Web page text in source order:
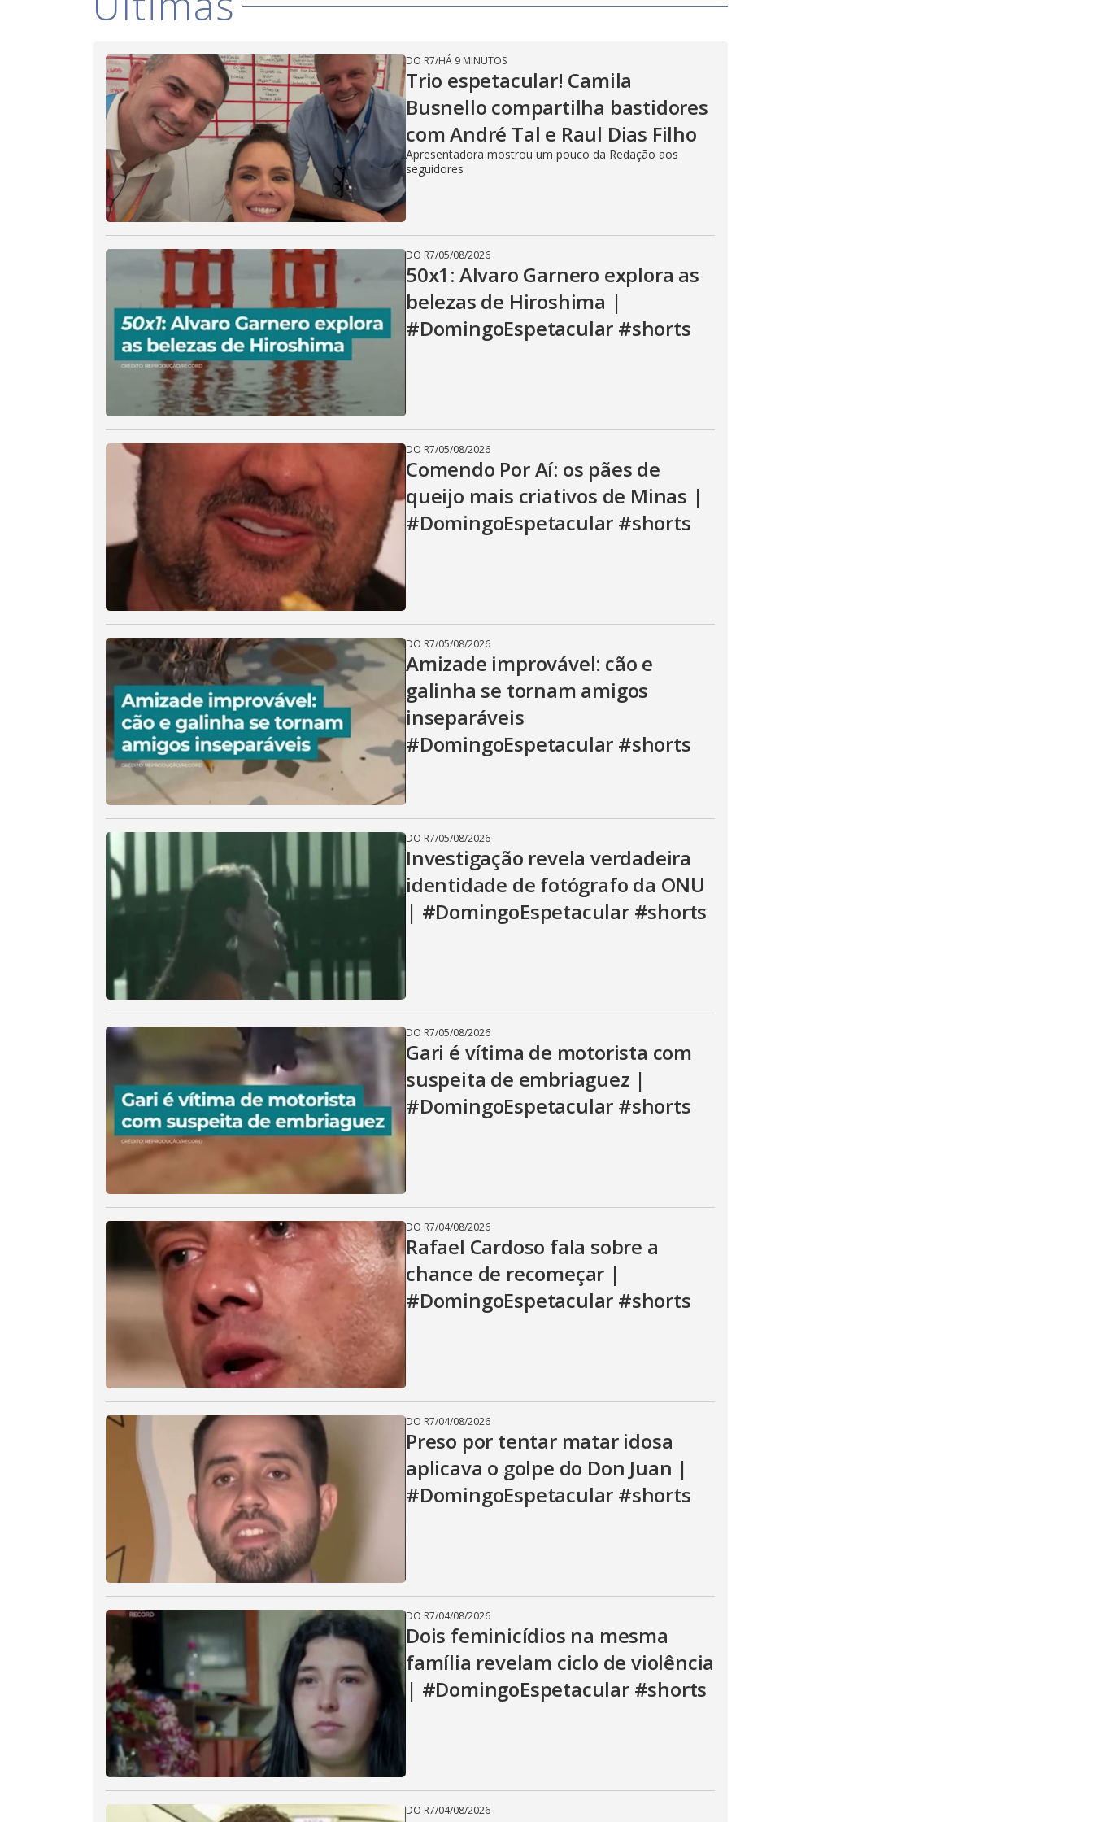
V
i
d
e
o
DO R7/HÁ 9 MINUTOS
Trio espetacular! Camila
Busnello compartilha bastidores
com André Tal e Raul Dias Filho
Apresentadora mostrou um pouco da Redação aos
seguidores
DO R7/05/08/2026
50x1: Alvaro Garnero explora as
belezas de Hiroshima |
#DomingoEspetacular #shorts
DO R7/05/08/2026
Comendo Por Aí: os pães de
queijo mais criativos de Minas |
#DomingoEspetacular #shorts
DO R7/05/08/2026
Amizade improvável: cão e
galinha se tornam amigos
inseparáveis
#DomingoEspetacular #shorts
DO R7/05/08/2026
Investigação revela verdadeira
identidade de fotógrafo da ONU
| #DomingoEspetacular #shorts
DO R7/05/08/2026
Gari é vítima de motorista com
suspeita de embriaguez |
#DomingoEspetacular #shorts
DO R7/04/08/2026
Rafael Cardoso fala sobre a
chance de recomeçar |
#DomingoEspetacular #shorts
DO R7/04/08/2026
Preso por tentar matar idosa
aplicava o golpe do Don Juan |
#DomingoEspetacular #shorts
DO R7/04/08/2026
Dois feminicídios na mesma
família revelam ciclo de violência
| #DomingoEspetacular #shorts
DO R7/04/08/2026